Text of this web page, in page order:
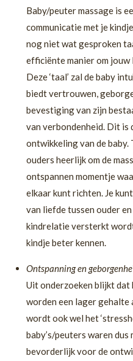
Baby/peuter massage is
communicatie met je
nog niet wat gesproken
efficiënte manier om
Deze ‘taal’ zal de baby
biedt vertrouwen,
bevestiging van zijn
van verbondenheid. Dit is
ontwikkeling van de
ouders heerlijk om de
ontspannen momentje
elkaar kunt richten. Je
van liefde tussen ouder
kindrelatie versterkt
kindje beter kennen.
Ontspanning en geborgenhe
Uit onderzoeken blijkt dat
worden een lager
wordt ook wel het
baby’s/peuters waren
bevorderlijk voor de